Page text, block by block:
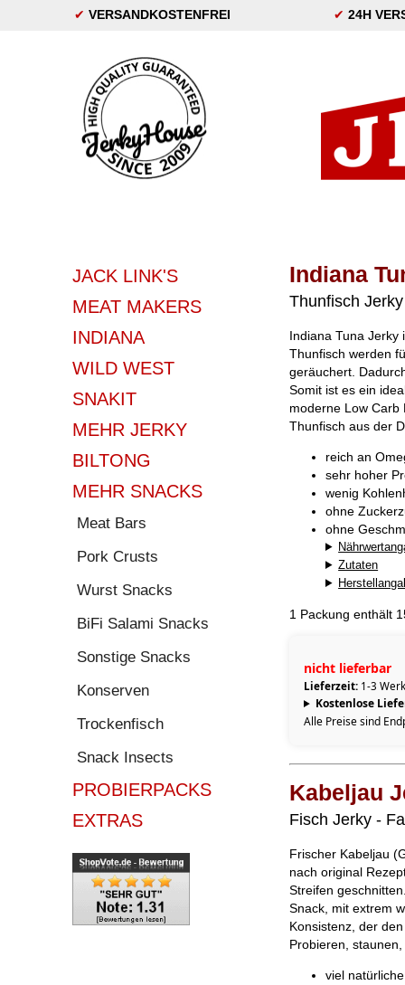
✔ VERSANDKOSTENFREI ✔ 24H
JACK LINK'S
MEAT MAKERS
INDIANA
WILD WEST
SNAKIT
MEHR JERKY
BILTONG
MEHR SNACKS
Meat Bars
Pork Crusts
Wurst Snacks
BiFi Salami Snacks
Sonstige Snacks
Konserven
Trockenfisch
Snack Insects
PROBIERPACKS
EXTRAS
Indiana
Thunfisch Jerky
Indiana Tuna Jerky
Thunfisch werden
geräuchert.
Somit ist es ein
moderne Low Carb
Thunfisch aus der
reich an
sehr hoher
wenig
ohne
ohne
Zutaten
1 Packung enthält
nicht lieferbar
Lieferzeit: 1-3
Kostenlose
Alle Preise sind
Kabeljau
Fisch Jerky -
Frischer Kabeljau
nach original
Streifen
Snack, mit extrem
Konsistenz, der
Probieren,
viel